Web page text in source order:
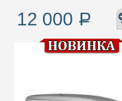
12 000 Р